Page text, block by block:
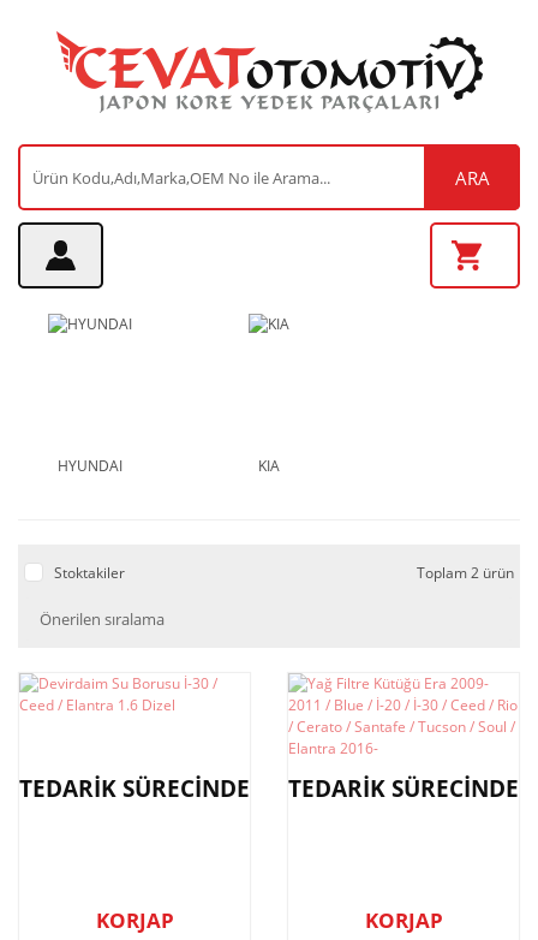
ARA
HYUNDAI KIA
Stoktakiler Toplam 2 ürün
TEDARİK SÜRECİNDE
KORJAP
TEDARİK SÜRECİNDE
KORJAP